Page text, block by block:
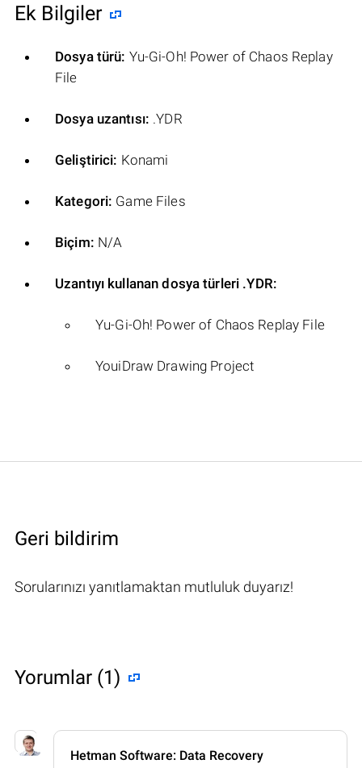
Ek Bilgiler
Dosya türü: Yu-Gi-Oh! Power of Chaos Replay
File
Dosya uzantısı: .YDR
Geliştirici: Konami
Kategori: Game Files
Biçim: N/A
Uzantıyı kullanan dosya türleri .YDR:
Yu-Gi-Oh! Power of Chaos Replay File
YouiDraw Drawing Project
Geri bildirim
Sorularınızı yanıtlamaktan mutluluk duyarız!
Yorumlar (1)
Hetman Software: Data Recovery